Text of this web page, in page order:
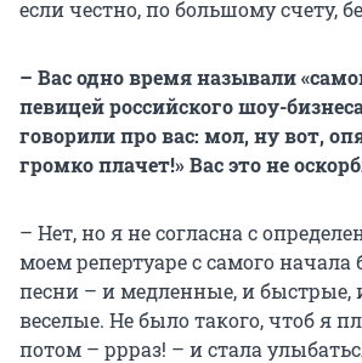
если честно, по большому счету,
– Вас одно время называли
певицей российского шоу-
говорили про вас: мол, ну вот,
громко плачет!» Вас это не
– Нет, но я не согласна с
моем репертуаре с самого
песни – и медленные, и быстрые,
веселые. Не было такого, чтоб я
потом – ррраз! – и стала